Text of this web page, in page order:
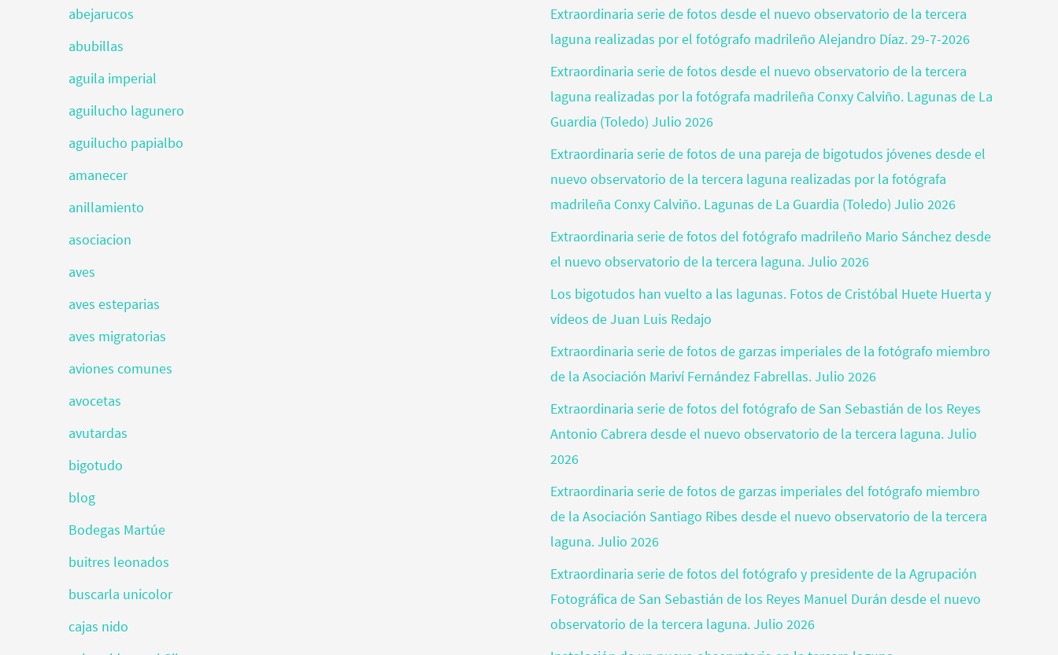
abejarucos
abubillas
aguila imperial
aguilucho lagunero
aguilucho papialbo
amanecer
anillamiento
asociacion
aves
aves esteparias
aves migratorias
aviones comunes
avocetas
avutardas
bigotudo
blog
Bodegas Martúe
buitres leonados
buscarla unicolor
cajas nido
Extraordinaria serie de fotos desde el nuevo observatorio de la tercera
laguna realizadas por el fotógrafo madrileño Alejandro Díaz. 29-7-2026
Extraordinaria serie de fotos desde el nuevo observatorio de la tercera
laguna realizadas por la fotógrafa madrileña Conxy Calviño. Lagunas de La
Guardia (Toledo) Julio 2026
Extraordinaria serie de fotos de una pareja de bigotudos jóvenes desde el
nuevo observatorio de la tercera laguna realizadas por la fotógrafa
madrileña Conxy Calviño. Lagunas de La Guardia (Toledo) Julio 2026
Extraordinaria serie de fotos del fotógrafo madrileño Mario Sánchez desde
el nuevo observatorio de la tercera laguna. Julio 2026
Los bigotudos han vuelto a las lagunas. Fotos de Cristóbal Huete Huerta y
vídeos de Juan Luis Redajo
Extraordinaria serie de fotos de garzas imperiales de la fotógrafo miembro
de la Asociación Mariví Fernández Fabrellas. Julio 2026
Extraordinaria serie de fotos del fotógrafo de San Sebastián de los Reyes
Antonio Cabrera desde el nuevo observatorio de la tercera laguna. Julio
2026
Extraordinaria serie de fotos de garzas imperiales del fotógrafo miembro
de la Asociación Santiago Ribes desde el nuevo observatorio de la tercera
laguna. Julio 2026
Extraordinaria serie de fotos del fotógrafo y presidente de la Agrupación
Fotográfica de San Sebastián de los Reyes Manuel Durán desde el nuevo
observatorio de la tercera laguna. Julio 2026